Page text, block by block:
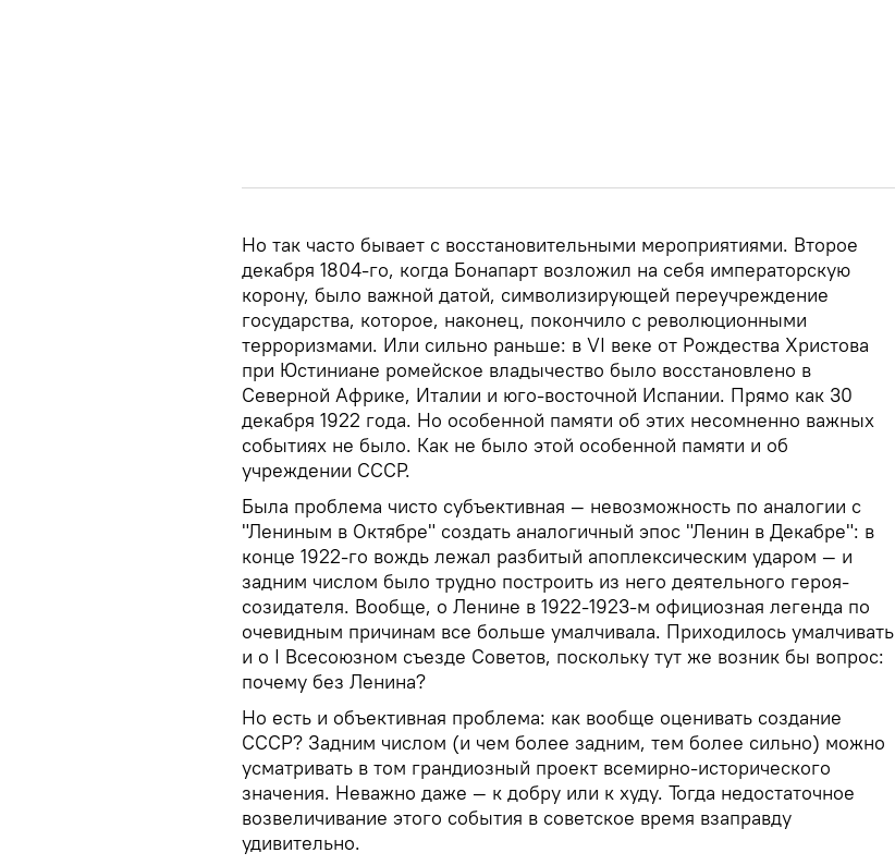
Но так часто бывает с восстановительными мероприятиями. Второе
декабря 1804-го, когда Бонапарт возложил на себя императорскую
корону, было важной датой, символизирующей переучреждение
государства, которое, наконец, покончило с революционными
терроризмами. Или сильно раньше: в VI веке от Рождества Христова
при Юстиниане ромейское владычество было восстановлено в
Северной Африке, Италии и юго-восточной Испании. Прямо как 30
декабря 1922 года. Но особенной памяти об этих несомненно важных
событиях не было. Как не было этой особенной памяти и об
учреждении СССР.
Была проблема чисто субъективная — невозможность по аналогии с
"Лениным в Октябре" создать аналогичный эпос "Ленин в Декабре": в
конце 1922-го вождь лежал разбитый апоплексическим ударом — и
задним числом было трудно построить из него деятельного героя-
созидателя. Вообще, о Ленине в 1922-1923-м официозная легенда по
очевидным причинам все больше умалчивала. Приходилось умалчивать
и о I Всесоюзном съезде Советов, поскольку тут же возник бы вопрос:
почему без Ленина?
Но есть и объективная проблема: как вообще оценивать создание
СССР? Задним числом (и чем более задним, тем более сильно) можно
усматривать в том грандиозный проект всемирно-исторического
значения. Неважно даже — к добру или к худу. Тогда недостаточное
возвеличивание этого события в советское время взаправду
удивительно.